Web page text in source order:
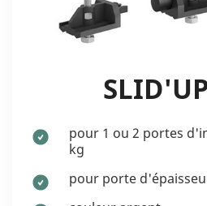
pour 1 ou 2 portes
kg
pour porte